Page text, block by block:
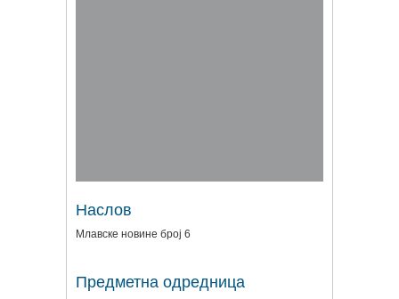
Наслов
Млавске новине број 6
Предметна одредница